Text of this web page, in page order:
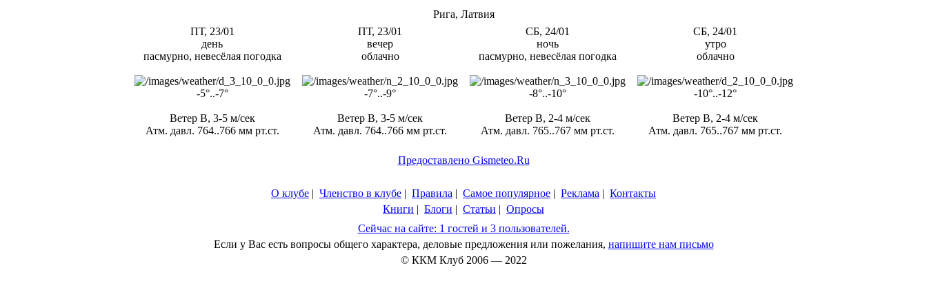
Рига, Латвия
ПТ, 23/01
день
пасмурно, невесёлая погодка
-5°..-7°
Ветер В, 3-5 м/сек
Атм. давл. 764..766 мм рт.ст.
ПТ, 23/01
вечер
облачно
-7°..-9°
Ветер В, 3-5 м/сек
Атм. давл. 764..766 мм рт.ст.
СБ, 24/01
ночь
пасмурно, невесёлая погодка
-8°..-10°
Ветер В, 2-4 м/сек
Атм. давл. 765..767 мм рт.ст.
СБ, 24/01
утро
облачно
-10°..-12°
Ветер В, 2-4 м/сек
Атм. давл. 765..767 мм рт.ст.
Предоставлено Gismeteo.Ru
О клубе | Членство в клубе | Правила | Самое популярное | Реклама | Контакты
Книги | Блоги | Статьи | Опросы
Сейчас на сайте: 1 гостей и 3 пользователей.
Если у Вас есть вопросы общего характера, деловые предложения или пожелания, напишите нам письмо
© ККМ Клуб 2006 — 2022